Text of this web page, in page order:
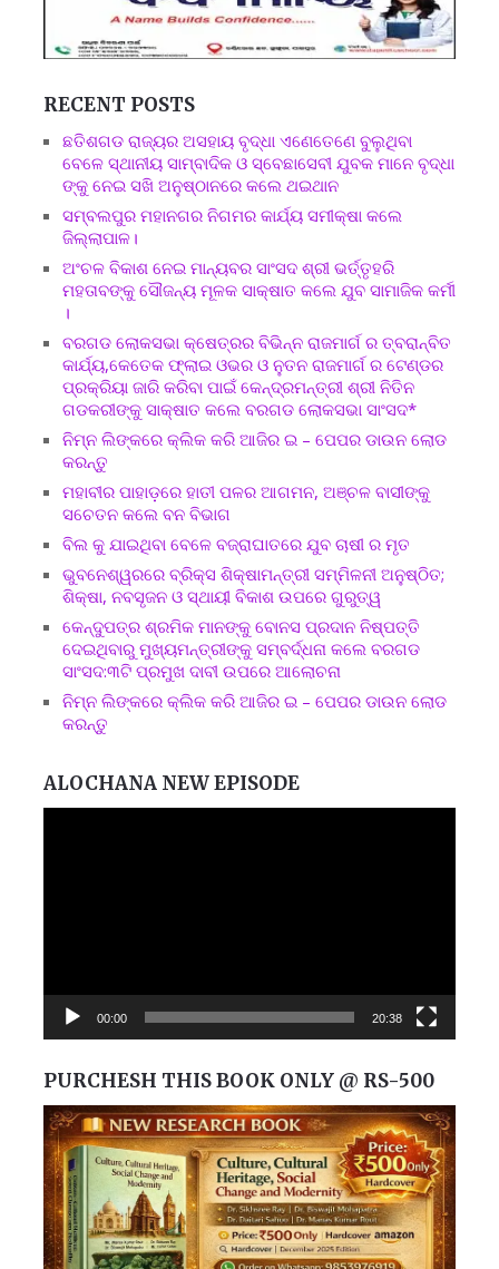
RECENT POSTS
ଛତିଶଗଡ ରାଜ୍ୟର ଅସହାୟ ବୃଦ୍ଧା ଏଣେତେଣେ ବୁଲୁଥିବା
ବେଳେ ସ୍ଥାନୀୟ ସାମ୍ବାଦିକ ଓ ସ୍ବେଛାସେବୀ ଯୁବକ ମାନେ ବୃଦ୍ଧା
ଙ୍କୁ ନେଇ ସଖି ଅନୁଷ୍ଠାନରେ କଲେ ଥଇଥାନ
ସମ୍ବଲପୁର ମହାନଗର ନିଗମର କାର୍ଯ୍ୟ ସମୀକ୍ଷା କଲେ
ଜିଲ୍ଲାପାଳ।
ଅଂଚଳ ବିକାଶ ନେଇ ମାନ୍ୟବର ସାଂସଦ ଶ୍ରୀ ଭର୍ତ୍ତୃହରି
ମହତାବଙ୍କୁ ସୌଜନ୍ୟ ମୂଳକ ସାକ୍ଷାତ କଲେ ଯୁବ ସାମାଜିକ କର୍ମୀ
।
ବରଗଡ ଲୋକସଭା କ୍ଷେତ୍ରର ବିଭିନ୍ନ ରାଜମାର୍ଗ ର ତ୍ବରାନ୍ବିତ
କାର୍ଯ୍ୟ,କେତେକ ଫ୍ଲାଇ ଓଭର ଓ ନୁତନ ରାଜମାର୍ଗ ର ଟେଣ୍ଡର
ପ୍ରକ୍ରିୟା ଜାରି କରିବା ପାଇଁ କେନ୍ଦ୍ରମନ୍ତ୍ରୀ ଶ୍ରୀ ନିତିନ
ଗଡକରୀଙ୍କୁ ସାକ୍ଷାତ କଲେ ବରଗଡ ଲୋକସଭା ସାଂସଦ*
ନିମ୍ନ ଲିଙ୍କରେ କ୍ଲିକ କରି ଆଜିର ଇ – ପେପର ଡାଉନ ଲୋଡ
କରନ୍ତୁ
ମହାବୀର ପାହାଡ଼ରେ ହାତୀ ପଳର ଆଗମନ, ଅଞ୍ଚଳ ବାସୀଙ୍କୁ
ସଚେତନ କଲେ ବନ ବିଭାଗ
ବିଲ କୁ ଯାଇଥିବା ବେଳେ ବଜ୍ରାଘାତରେ ଯୁବ ଚାଷୀ ର ମୃତ
ଭୁବନେଶ୍ୱରରେ ବ୍ରିକ୍ସ ଶିକ୍ଷାମନ୍ତ୍ରୀ ସମ୍ମିଳନୀ ଅନୁଷ୍ଠିତ;
ଶିକ୍ଷା, ନବସୃଜନ ଓ ସ୍ଥାୟୀ ବିକାଶ ଉପରେ ଗୁରୁତ୍ୱ
କେନ୍ଦୁପତ୍ର ଶ୍ରମିକ ମାନଙ୍କୁ ବୋନସ ପ୍ରଦାନ ନିଷ୍ପତ୍ତି
ଦେଇଥିବାରୁ ମୁଖ୍ୟମନ୍ତ୍ରୀଙ୍କୁ ସମ୍ବର୍ଦ୍ଧନା କଲେ ବରଗଡ
ସାଂସଦ:୩ଟି ପ୍ରମୁଖ ଦାବୀ ଉପରେ ଆଲୋଚନା
ନିମ୍ନ ଲିଙ୍କରେ କ୍ଲିକ କରି ଆଜିର ଇ – ପେପର ଡାଉନ ଲୋଡ
କରନ୍ତୁ
ALOCHANA NEW EPISODE
00:00 20:38
PURCHESH THIS BOOK ONLY @ RS-500